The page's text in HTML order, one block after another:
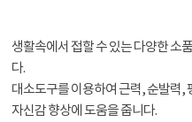
생활속에서 접할 수 있는 다양한 소
다.
대소도구를 이용하여 근력, 순발력,
자신감 향상에 도움을 줍니다.